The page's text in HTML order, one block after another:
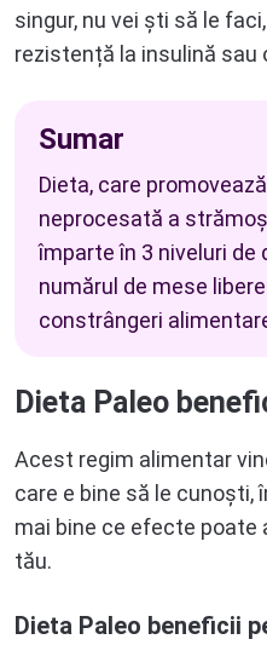
singur, nu vei ști să le
rezistență la insulină
Sumar
Dieta, care
neprocesată a
împarte în 3 niveluri
numărul de mese
constrângeri
Dieta Paleo
Acest regim alimentar
care e bine să le cunoști,
mai bine ce efecte poate
tău.
Dieta Paleo beneficii